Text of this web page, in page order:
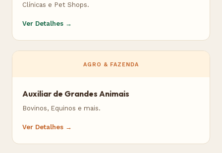
Clínicas e Pet Shops.
Ver Detalhes →
AGRO & FAZENDA
Auxiliar de Grandes Animais
Bovinos, Equinos e mais.
Ver Detalhes →